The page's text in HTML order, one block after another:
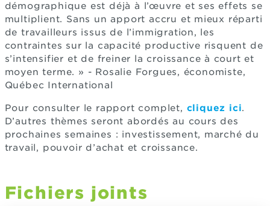
démographique est déjà à l’œuvre et ses effets se
multiplient. Sans un apport accru et mieux réparti
de travailleurs issus de l’immigration, les
contraintes sur la capacité productive risquent de
s’intensifier et de freiner la croissance à court et
moyen terme. » - Rosalie Forgues, économiste,
Québec International
Pour consulter le rapport complet, cliquez ici.
D’autres thèmes seront abordés au cours des
prochaines semaines : investissement, marché du
travail, pouvoir d’achat et croissance.
Fichiers joints